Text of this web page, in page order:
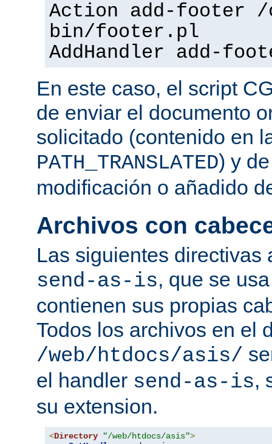
Action add-footer
bin/footer.pl
AddHandler add-
En este caso, el script
de enviar el documento
solicitado (contenido en
PATH_TRANSLATED) y
modificación o añadido
Archivos con
Las siguientes directivas
send-as-is, que se
contienen sus propias
Todos los archivos en el
/web/htdocs/asis/
el handler send-as-is,
su extension.
<Directory "/web/htdocs/asis">